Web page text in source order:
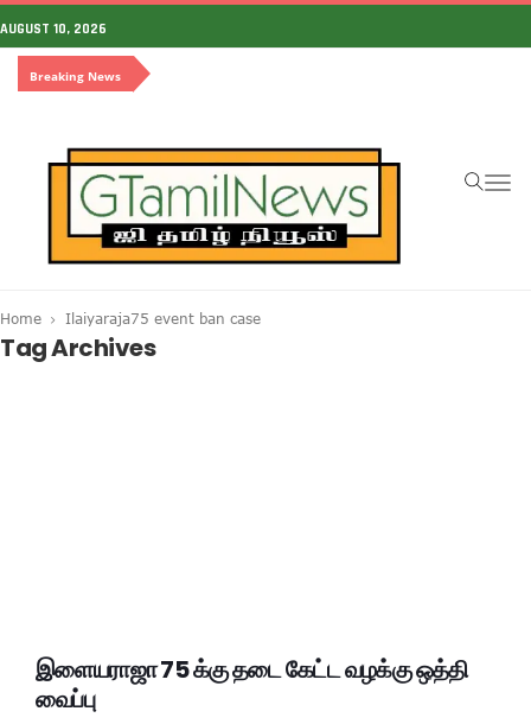
AUGUST 10, 2026
Breaking News
Home Ilaiyaraja75 event ban case
Tag Archives
இளையராஜா 75 க்கு தடை கேட்ட வழக்கு ஒத்தி
வைப்பு